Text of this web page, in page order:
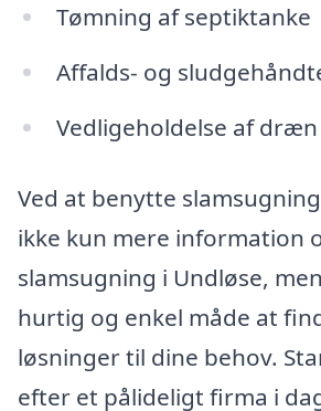
Tømning af septiktanke
Affalds- og
Vedligeholdelse af
Ved at benytte
ikke kun mere information
slamsugning i Undløse,
hurtig og enkel måde at
løsninger til dine behov.
efter et pålideligt firma i